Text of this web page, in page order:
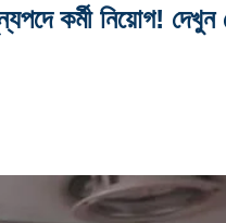
কর্মী নিয়োগ! দেখুন